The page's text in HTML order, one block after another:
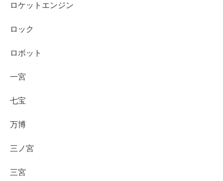
ロケットエンジン
ロック
ロボット
一宮
七宝
万博
三ノ宮
三宮